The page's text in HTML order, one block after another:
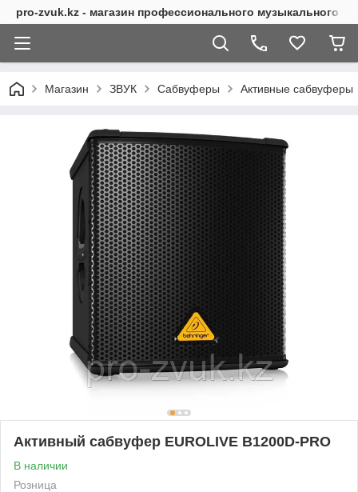
pro-zvuk.kz - магазин профессионального музыкального
Магазин ЗВУК Сабвуферы Активные сабвуферы
Активный сабвуфер EUROLIVE B1200D-PRO
В наличии
Розница